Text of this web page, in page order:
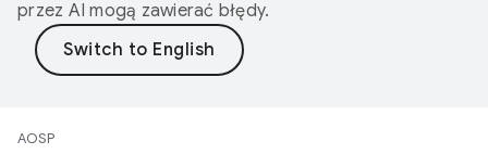
przez AI mogą zawierać błędy.
AOSP